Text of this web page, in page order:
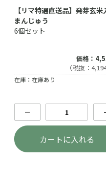
【リマ特選直送品】発芽玄米
まんじゅう
6個セット
価格：
（税抜：
在庫：在庫あり
－
カートに入れる